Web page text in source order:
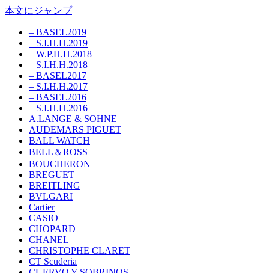
本文にジャンプ
– BASEL2019
– S.I.H.H.2019
– W.P.H.H.2018
– S.I.H.H.2018
– BASEL2017
– S.I.H.H.2017
– BASEL2016
– S.I.H.H.2016
A.LANGE & SOHNE
AUDEMARS PIGUET
BALL WATCH
BELL＆ROSS
BOUCHERON
BREGUET
BREITLING
BVLGARI
Cartier
CASIO
CHOPARD
CHANEL
CHRISTOPHE CLARET
CT Scuderia